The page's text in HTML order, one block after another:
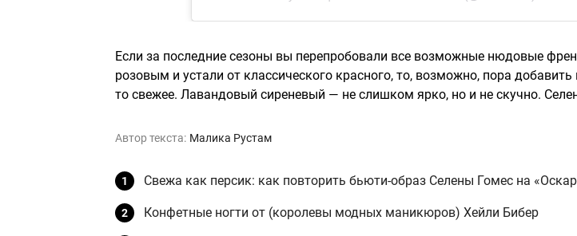
Если за последние сезоны вы перепробовали все возможные нюдовые
розовым и устали от классического красного, то, возможно, пора
то свежее. Лавандовый сиреневый — не слишком ярко, но и не скучно.
Автор текста: Малика Рустам
Свежа как персик: как повторить бьюти-образ Селены Гомес на
Конфетные ногти от (королевы модных маникюров) Хейли Бибер